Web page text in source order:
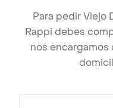
Para pedir Viejo
Rappi debes
nos encargamos